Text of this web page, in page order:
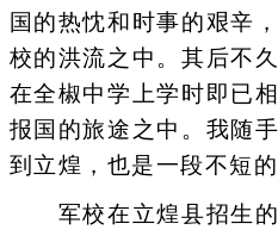
国的热忱和时事的艰辛
校的洪流之中。其后不
在全椒中学上学时即已
报国的旅途之中。我随
到立煌，也是一段不短的
军校在立煌县招生的